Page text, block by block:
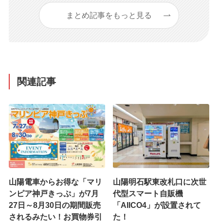
まとめ記事をもっと見る
関連記事
山陽電車からお得な「マリ
ンピア神戸きっぷ」が7月
27日～8月30日の期間販売
されるみたい！お買物券引
山陽明石駅東改札口に次世
代型スマート自販機
「AIICO4」が設置されて
た！